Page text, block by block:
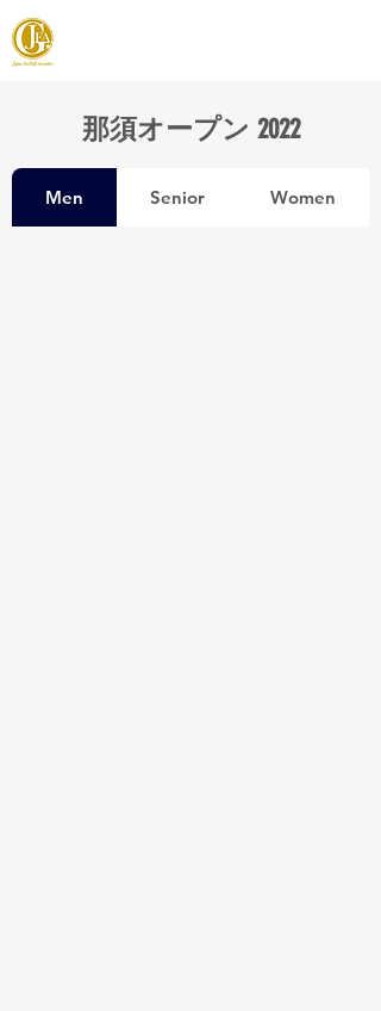
那須オープン 2022
Men Senior Women